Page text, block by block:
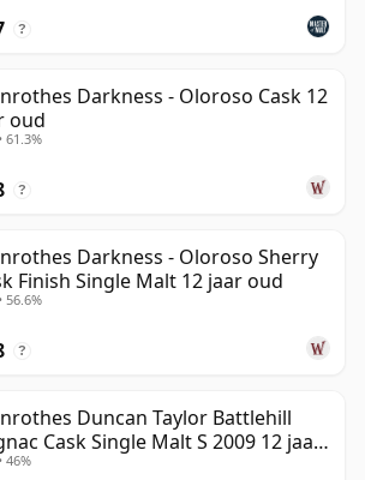
?
Darkness - Oloroso Cask 12
oud
61.3%
?
Darkness - Oloroso Sherry
Finish Single Malt 12 jaar oud
56.6%
?
Duncan Taylor Battlehill
Cask Single Malt S 2009 12 jaar
46%